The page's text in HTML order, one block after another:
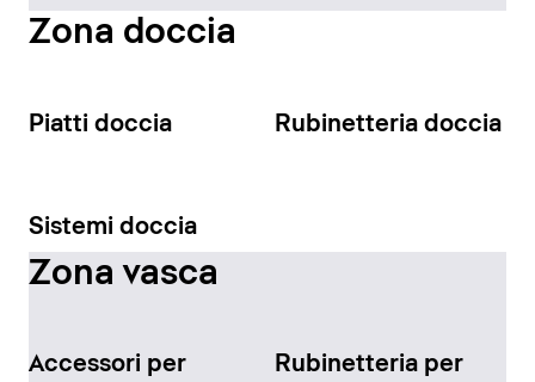
Zona doccia
Piatti doccia Rubinetteria doccia
Sistemi doccia
Zona vasca
Accessori per
Rubinetteria per